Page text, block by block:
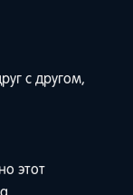
с другом,
этот